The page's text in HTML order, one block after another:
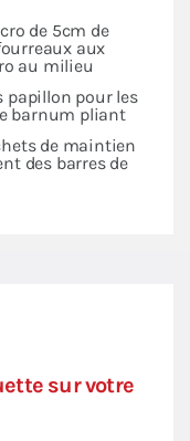
de 5cm de
aux
au milieu
papillon pour les
barnum pliant
de maintien
des barres de
sur votre